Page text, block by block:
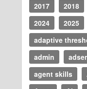
2017
2018
2024
2025
adaptive
admin
agent skills